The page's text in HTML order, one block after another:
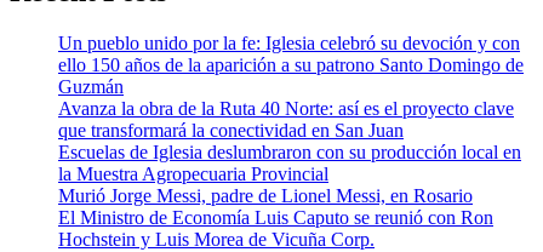
Un pueblo unido por la fe: Iglesia celebró su devoción y con
ello 150 años de la aparición a su patrono Santo Domingo de
Guzmán
Avanza la obra de la Ruta 40 Norte: así es el proyecto clave
que transformará la conectividad en San Juan
Escuelas de Iglesia deslumbraron con su producción local en
la Muestra Agropecuaria Provincial
Murió Jorge Messi, padre de Lionel Messi, en Rosario
El Ministro de Economía Luis Caputo se reunió con Ron
Hochstein y Luis Morea de Vicuña Corp.